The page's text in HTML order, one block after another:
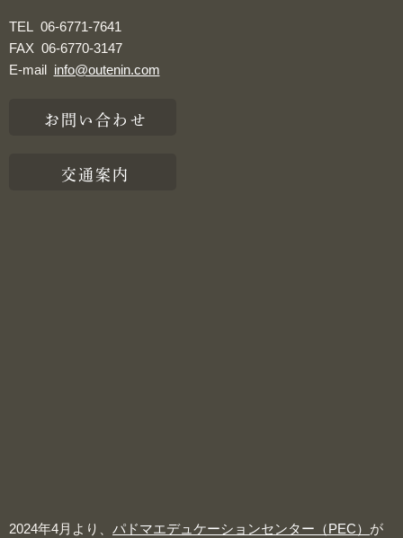
TEL 06-6771-7641
FAX 06-6770-3147
E-mail info@outenin.com
お問い合わせ
交通案内
2024年4月より、 パドマエデュケーションセンター（PEC） が